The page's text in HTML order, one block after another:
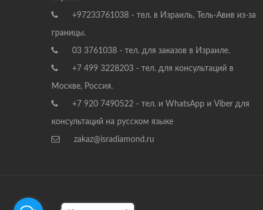
+97233761038 - тел. в Израиль, Тель-Авив из-за
границы.
03 3761038 - тел. для заказов в Израиле.
+7 499 3228203 - тел. для консультаций в
Москве, Россия.
+7 920 7490522 - тел. и WhatsApp и Viber для
консультаций на русском языке
zakaz@isradiamond.ru